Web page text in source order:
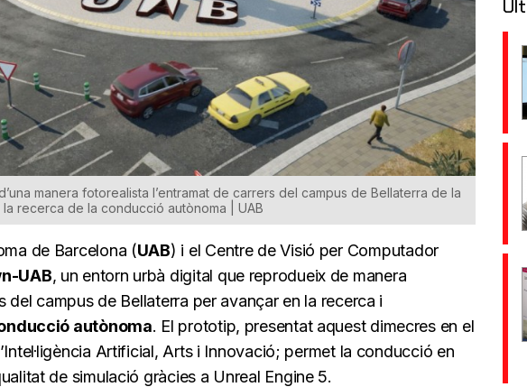
manera fotorealista l’entramat de carrers del campus de Bellaterra de la
la recerca de la conducció autònoma | UAB
de Barcelona (UAB) i el Centre de Visió per Computador
UAB, un entorn urbà digital que reprodueix de manera
del campus de Bellaterra per avançar en la recerca i
autònoma. El prototip, presentat aquest dimecres en el
Artificial, Arts i Innovació; permet la conducció en
de simulació gràcies a Unreal Engine 5.